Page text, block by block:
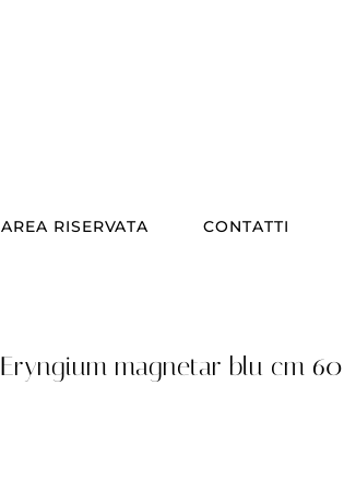
AREA RISERVATA CONTATTI
Eryngium magnetar blu cm 60